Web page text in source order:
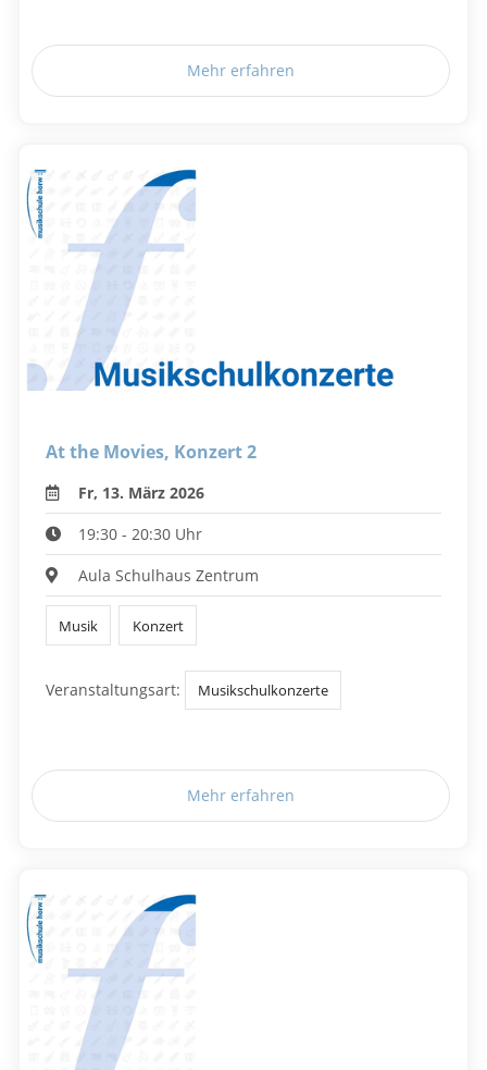
Mehr erfahren
At the Movies, Konzert 2
Fr, 13. März 2026
19:30 - 20:30 Uhr
Aula Schulhaus Zentrum
Musik Konzert
Veranstaltungsart: Musikschulkonzerte
Mehr erfahren